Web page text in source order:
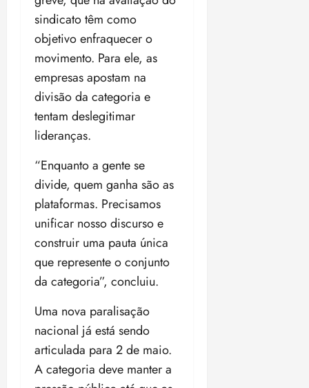
sindicato têm como
objetivo enfraquecer o
movimento. Para ele, as
empresas apostam na
divisão da categoria e
tentam deslegitimar
lideranças.
“Enquanto a gente se
divide, quem ganha são as
plataformas. Precisamos
unificar nosso discurso e
construir uma pauta única
que represente o conjunto
da categoria”, concluiu.
Uma nova paralisação
nacional já está sendo
articulada para 2 de maio.
A categoria deve manter a